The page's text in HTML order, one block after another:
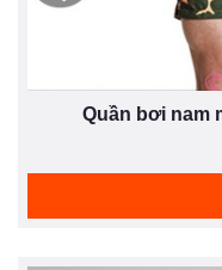
Quần bơi nam